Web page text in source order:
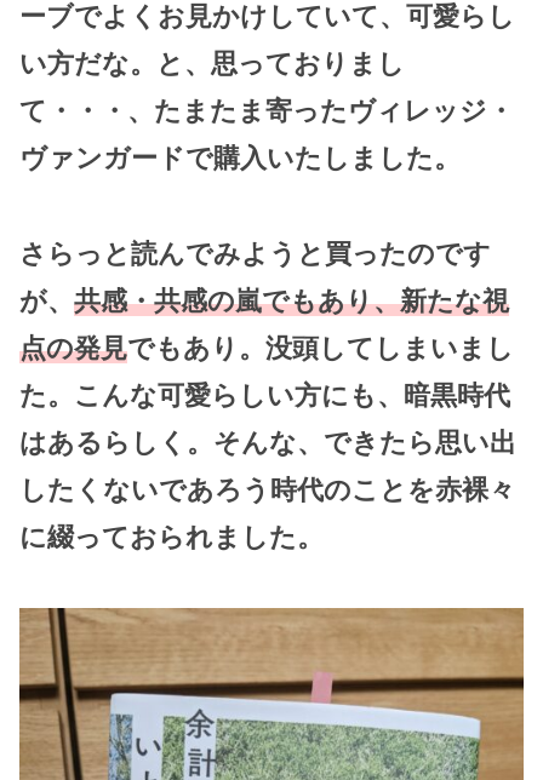
ーブでよくお見かけしていて、可愛らし
い方だな。と、思っておりまし
て・・・、たまたま寄ったヴィレッジ・
ヴァンガードで購入いたしました。
さらっと読んでみようと買ったのです
が、 共感・共感の嵐でもあり、新たな視
点の発見でもあり。没頭してしまいまし
た。こんな可愛らしい方にも、
暗黒時代
はあるらしく。そんな、できたら思い出
したくないであろう時代のことを赤裸々
に綴っておられました。